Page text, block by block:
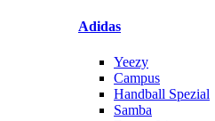
Adidas
Yeezy
Campus
Handball Spezial
Samba